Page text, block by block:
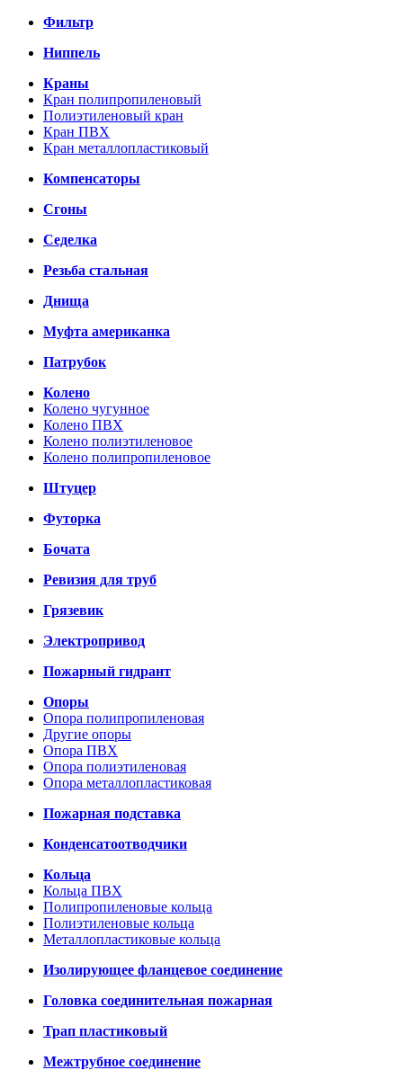
Фильтр
Ниппель
Краны
Кран полипропиленовый
Полиэтиленовый кран
Кран ПВХ
Кран металлопластиковый
Компенсаторы
Сгоны
Седелка
Резьба стальная
Днища
Муфта американка
Патрубок
Колено
Колено чугунное
Колено ПВХ
Колено полиэтиленовое
Колено полипропиленовое
Штуцер
Футорка
Бочата
Ревизия для труб
Грязевик
Электропривод
Пожарный гидрант
Опоры
Опора полипропиленовая
Другие опоры
Опора ПВХ
Опора полиэтиленовая
Опора металлопластиковая
Пожарная подставка
Конденсатоотводчики
Кольца
Кольца ПВХ
Полипропиленовые кольца
Полиэтиленовые кольца
Металлопластиковые кольца
Изолирующее фланцевое соединение
Головка соединительная пожарная
Трап пластиковый
Межтрубное соединение